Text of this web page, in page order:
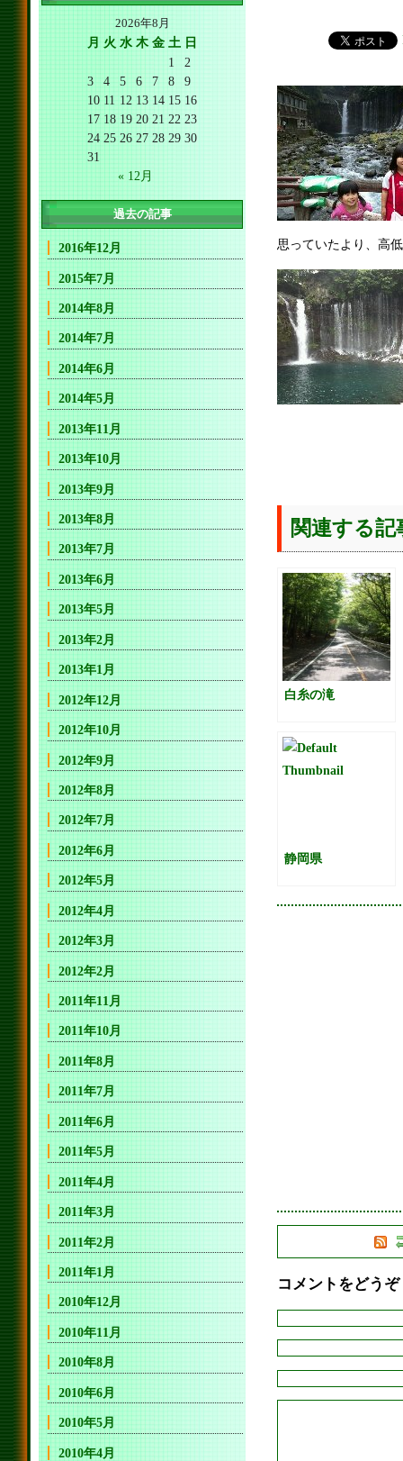
思っていたより、高
関連する記
白糸の滝
静岡県
コメントをどうぞ
2026年8月
月 火 水 木 金 土 日
1
2
3
4 5 6 7 8
9
10 11 12 13 14 15 16
17 18 19 20 21 22 23
24 25 26 27 28 29 30
31
« 12月
過去の記事
2016年12月
2015年7月
2014年8月
2014年7月
2014年6月
2014年5月
2013年11月
2013年10月
2013年9月
2013年8月
2013年7月
2013年6月
2013年5月
2013年2月
2013年1月
2012年12月
2012年10月
2012年9月
2012年8月
2012年7月
2012年6月
2012年5月
2012年4月
2012年3月
2012年2月
2011年11月
2011年10月
2011年8月
2011年7月
2011年6月
2011年5月
2011年4月
2011年3月
2011年2月
2011年1月
2010年12月
2010年11月
2010年8月
2010年6月
2010年5月
2010年4月